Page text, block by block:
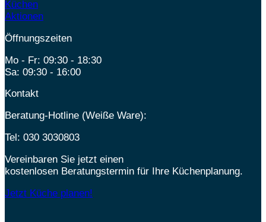
Küchen
Aktionen
Öffnungszeiten
Mo - Fr: 09:30 - 18:30
Sa: 09:30 - 16:00
Kontakt
Beratung-Hotline (Weiße Ware):
Tel: 030 3030803
Vereinbaren Sie jetzt einen
kostenlosen Beratungstermin für Ihre Küchenplanung.
Jetzt Küche planen!